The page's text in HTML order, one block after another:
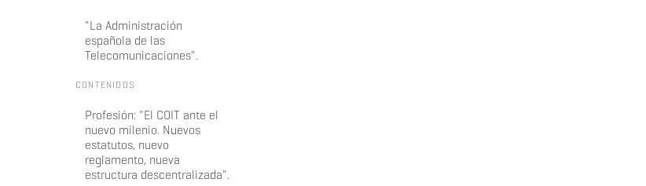
"La Administración
española de las
Telecomunicaciones".
CONTENIDOS
Profesión: "El COIT ante el
nuevo milenio. Nuevos
estatutos, nuevo
reglamento, nueva
estructura descentralizada".